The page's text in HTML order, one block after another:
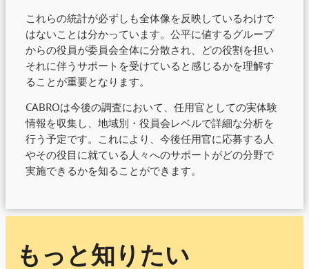
これらの統計が必ずしも全体像を反映しているわけで
はないことは分かっています。公平に値するグループ
からの役員が委員会全体に分散され、どの役割を担い
それに伴うサポートを受けていると感じるかを理解す
ることが重要となります。
CABROは今後の調査において、任用官としての実体験
情報を収集し、地域別・役員会レベルで詳細な分析を
行う予定です。これにより、今後任用官に応募する人
やその役目に就ている人々へのサポートがどの分野で
実施できるかを知ることができます。
もっと知りたい